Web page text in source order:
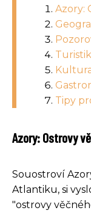
Azory:
Tipy
Azory: Ostrovy
Souostroví
Atlantiku, si
"ostrovy